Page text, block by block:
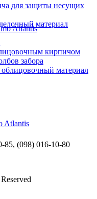
Atlantis
для защиты несущих
материал
кирпичом
забора
материал
85, (098) 016-10-80